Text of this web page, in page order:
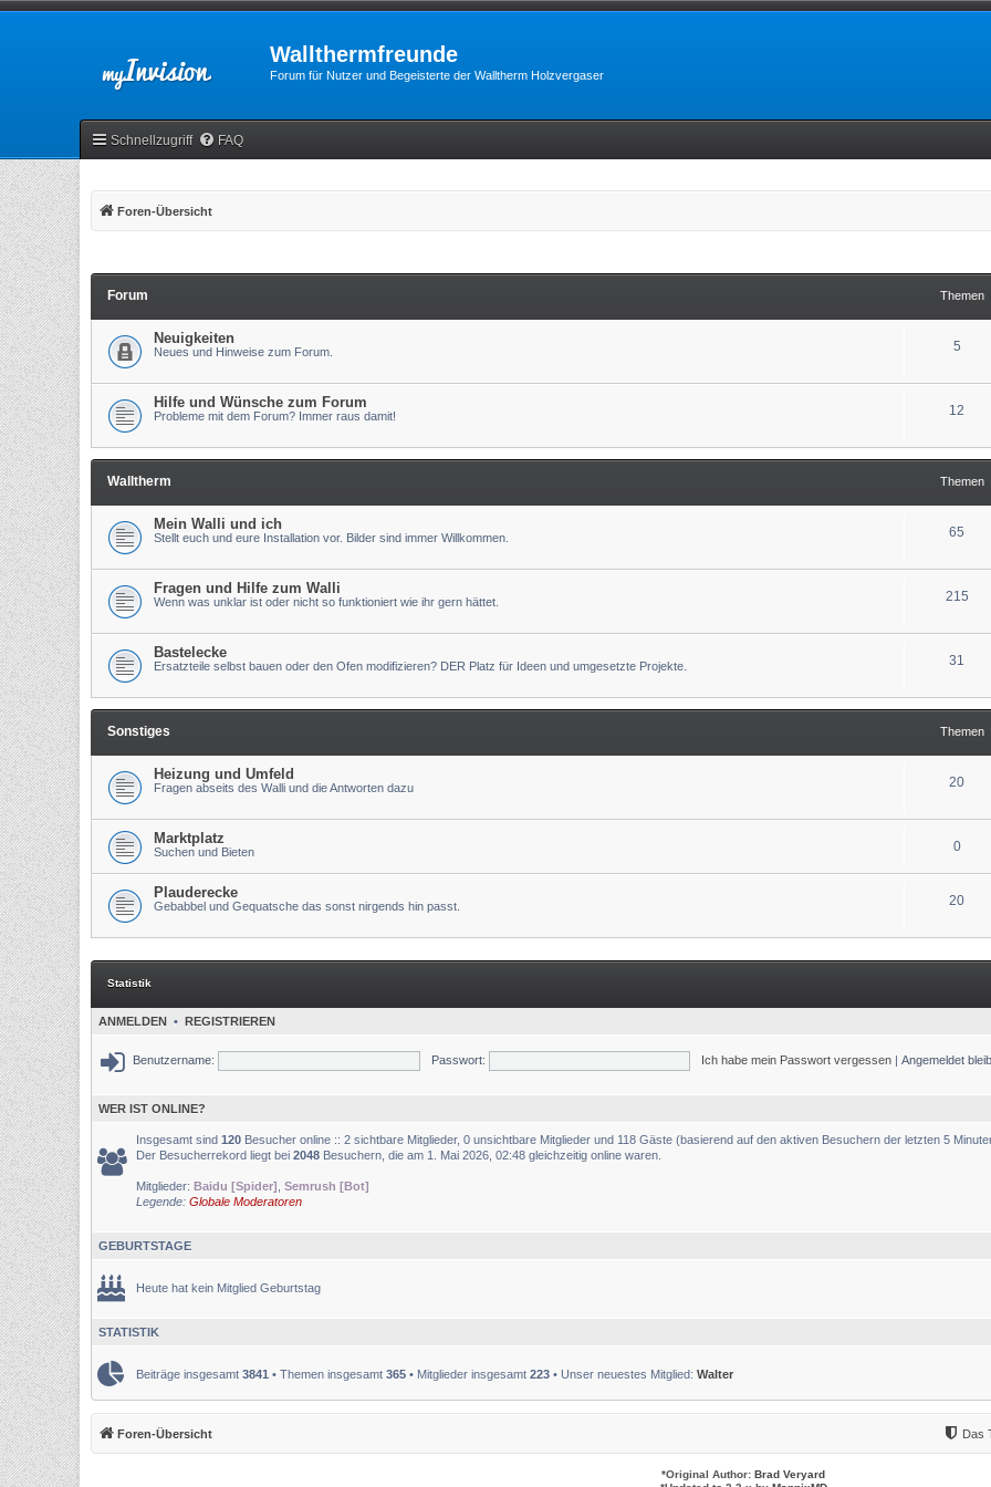
Wallthermfreunde
Forum für Nutzer und Begeisterte der Walltherm Holzvergaser
Schnellzugriff FAQ
Foren-Übersicht
Forum Themen
Neuigkeiten
Neues und Hinweise zum Forum. 5
Hilfe und Wünsche zum Forum
Probleme mit dem Forum? Immer raus damit! 12
Walltherm Themen
Mein Walli und ich
Stellt euch und eure Installation vor. Bilder sind immer Willkommen. 65
Fragen und Hilfe zum Walli
Wenn was unklar ist oder nicht so funktioniert wie ihr gern hättet. 215
Bastelecke
Ersatzteile selbst bauen oder den Ofen modifizieren? DER Platz für Ideen und umgesetzte Projekte. 31
Sonstiges Themen
Heizung und Umfeld
Fragen abseits des Walli und die Antworten dazu 20
Marktplatz
Suchen und Bieten 0
Plauderecke
Gebabbel und Gequatsche das sonst nirgends hin passt. 20
Statistik
ANMELDEN • REGISTRIEREN
Benutzername: Passwort: Ich habe mein Passwort vergessen | Angemeldet
WER IST ONLINE?
Insgesamt sind 120 Besucher online :: 2 sichtbare Mitglieder, 0 unsichtbare Mitglieder und 118 Gäste (basierend auf den aktiven Besuchern der letzten 5
Der Besucherrekord liegt bei 2048 Besuchern, die am 1. Mai 2026, 02:48 gleichzeitig online waren.
Mitglieder: Baidu [Spider] Semrush [Bot]
Legende: Globale Moderatoren
GEBURTSTAGE
Heute hat kein Mitglied Geburtstag
STATISTIK
Beiträge insgesamt 3841 • Themen insgesamt 365 • Mitglieder insgesamt 223 • Unser neuestes Mitglied: Walter
Foren-Übersicht Das
*Original Author: Brad Veryard